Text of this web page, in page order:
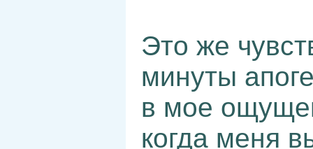
Это же
минуты
в мое
когда меня